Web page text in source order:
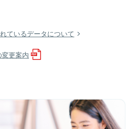
ているデータについて
更案内